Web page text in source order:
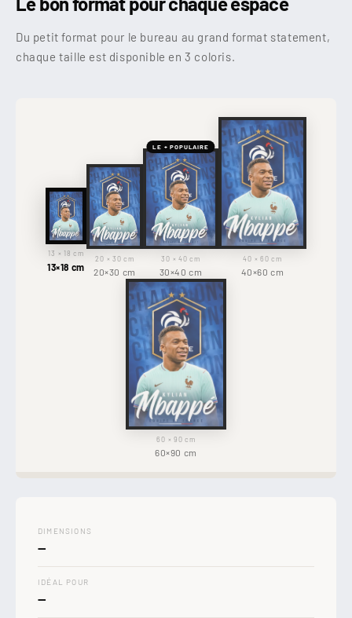
Du petit format pour le bureau au grand format statement,
chaque taille est disponible en 3 coloris.
13 × 18 cm
13×18 cm
20 × 30 cm
20×30 cm
LE + POPULAIRE
30 × 40 cm
30×40 cm
40 × 60 cm
40×60 cm
60 × 90 cm
60×90 cm
DIMENSIONS
—
IDÉAL POUR
—